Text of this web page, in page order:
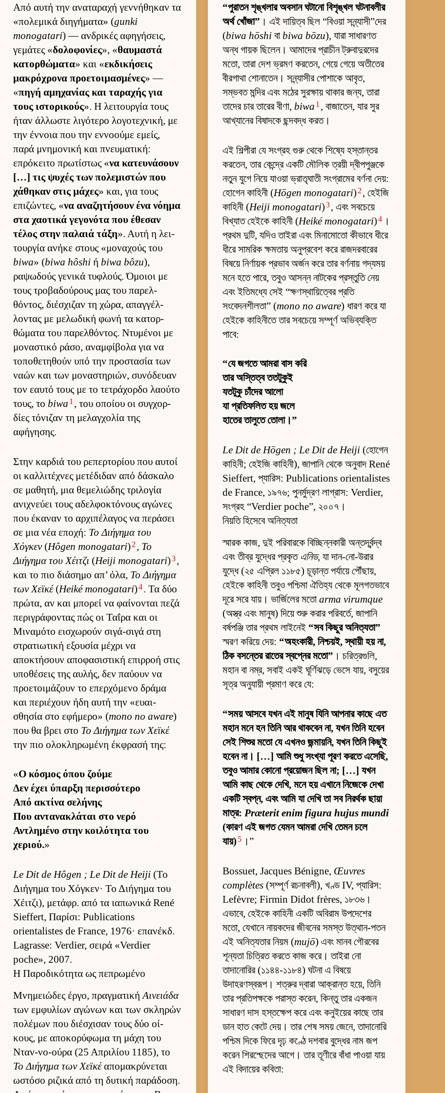
Από αυτή την αναταραχή γεν­νήθηκαν τα
«πολεμικά διηγήματα» (gunki
monogatari) — αν­δρικές αφηγήσεις,
γεμάτες «δολοφονίες», «θαυ­μαστά
κατορ­θώματα» και «εκ­δικήσεις
μακρόχρονα προε­τοι­μασμένες» —
«πηγή αμηχανίας και ταραχής για
τους ιστορικούς». Η λει­τουρ­γία τους
ήταν άλ­λωστε λιγότερο λογοτεχνική, με
την έν­νοια που την εν­νοούμε εμείς,
παρά μνημονική και πνευ­ματική:
επρόκειτο πρωτίστως «να κατευ­νάσουν
[…] τις ψυχές των πολεμιστών που
χάθηκαν στις μάχες» και, για τους
επιζώντες, «να αναζητήσουν ένα νόημα
στα χαοτικά γεγονότα που έθεσαν
τέλος στην παλαιά τάξη». Αυτή η λει­
τουρ­γία ανήκε στους «μοναχούς του
biwa» (biwa hôshi ήbiwa bôzu),
ραψωδούς γενικά τυφλούς. Όμοιοι με
τους τροβαδού­ρους μας του παρελ­
θόντος, διέσχιζαν τη χώρα, απαγ­γέλ­
λοντας με μελωδική φωνή τα κατορ­
θώματα του παρελ­θόντος. Ντυμένοι με
μοναστικό ράσο, αναμ­φίβολα για να
τοποθετηθούν υπό την προστασία των
ναών και των μοναστηριών, συνόδευαν
τον εαυτό τους με το τετράχορδο λαούτο
τους, τοbiwa 1 , του οποίου οι συγ­χορ­
δίες τόνιζαν τη μελαγ­χολία της
αφήγησης.
Στην καρ­διά του ρεπερ­τορίου που αυ­τοί
οι καλ­λιτέχνες μετέδιδαν από δάσκαλο
σε μαθητή, μια θεμελιώδης τριλογία
ανιχνεύει τους αδελ­φοκτόνους αγώνες
που έκαναν το αρ­χιπέλαγος να περάσει
σε μια νέα εποχή: Το Διήγημα του
Χόγκεν(Hôgen monogatari) 2 , Το
Διήγημα του Χέιτζι (Heiji monogatari)3,
και το πιο διάσημο απ’ όλα, Το Διήγημα
των Χεϊκέ(Heiké monogatari)4. Τα δύο
πρώτα, αν και μπορεί να φαί­νονται πεζά
περιγράφοντας πώς οι Ταΐρα και οι
Μιναμότο ει­σχωρούν σιγά-σιγά στη
στρατιω­τική εξου­σία μέχρι να
αποκτήσουν αποφασιστική επιρ­ροή στις
υποθέσεις της αυ­λής, δεν παύ­ουν να
προε­τοι­μάζουν το επερ­χόμενο δράμα
και περιέχουν ήδη αυτή την «ευαι­
σθησία στο εφήμερο» (mono no aware)
που θα βρει στο Το Διήγημα των Χεϊκέ
την πιο ολοκληρωμένη έκ­φρασή της:
«Ο κόσμος όπου ζούμε
Δεν έχει ύπαρξη περισ­σότερο
Από ακτίνα σελήνης
Που αντανακλάται στο νερό
Αντλημένο στην κοι­λότητα του
χεριού.»
Le Dit de Hôgen ; Le Dit de Heiji (Το
Διήγημα του Χόγκεν· Το Διήγημα του
Χέιτζι), μετάφρ. από τα ια­πωνικά René
Sieffert, Παρίσι: Publications
orientalistes de France, 1976· επανέκδ.
Lagrasse: Verdier, σειρά «Verdier
poche», 2007.
Η Παροδικότητα ως πεπρωμένο
Μνημειώδες έρ­γο, πραγ­ματικήΑινειάδα
των εμ­φυλίων αγώνων και των σκληρών
πολέμων που διέσχισαν τους δύο οί­
κους, με αποκορύφωμα τη μάχη του
Νταν-νο-ούρα (25 Απριλίου 1185), το
Το Διήγημα των Χεϊκέαπομακρύνεται
ωστόσο ριζικά από τη δυτική παράδοση.
“পুরাতন শৃঙ্খলার অবসান ঘটানো বিশৃঙ্খল ঘটনাবলীর
অর্থ খোঁজা” । এই দায়িত্ব ছিল “বিওয়া সন্ন্যাসী”দের
(biwa hōshi বাbiwa bōzu), যারা সাধারণত
অন্ধ গায়ক ছিলেন। আমাদের প্রাচীন ট্রুবাদুরদের
মতো, তারা দেশ ভ্রমণ করতেন, গেয়ে গেয়ে অতীতের
বীরগাথা শোনাতেন। সন্ন্যাসীর পোশাকে আবৃত,
সম্ভবত মন্দির এবং মঠের সুরক্ষায় থাকার জন্য, তারা
তাদের চার তারের বীণা,biwa 1 , বাজাতেন, যার সুর
আখ্যানের বিষাদকে ছন্দবদ্ধ করত।
এই শিল্পীরা যে সংগ্রহ গুরু থেকে শিষ্যে হস্তান্তর
করতেন, তার কেন্দ্রে একটি মৌলিক ত্রয়ী দ্বীপপুঞ্জকে
নতুন যুগে নিয়ে যাওয়া ভ্রাতৃঘাতী সংগ্রামের বর্ণনা দেয়:
হোগেন কাহিনী (Hōgen monogatari) 2 , হেইজি
কাহিনী (Heiji monogatari)3, এবং সবচেয়ে
বিখ্যাত হেইকে কাহিনী (Heiké monogatari)4 ।
প্রথম দুটি, যদিও তাইরা এবং মিনামোতো কীভাবে ধীরে
ধীরে সামরিক ক্ষমতায় অনুপ্রবেশ করে রাজদরবারের
বিষয়ে নির্ণায়ক প্রভাব অর্জন করে তার বর্ণনায় গদ্যময়
মনে হতে পারে, তবুও আসন্ন নাটকের প্রস্তুতি নেয়
এবং ইতিমধ্যে সেই “ক্ষণস্থায়িত্বের প্রতি
সংবেদনশীলতা” (mono no aware) ধারণ করে যা
হেইকে কাহিনীতে তার সবচেয়ে সম্পূর্ণ অভিব্যক্তি
পাবে:
“যে জগতে আমরা বাস করি
তার অস্তিত্ব ততটুকুই
যতটুকু চাঁদের আলো
যা প্রতিফলিত হয় জলে
হাতের তালুতে তোলা।”
Le Dit de Hōgen ; Le Dit de Heiji (হোগেন
কাহিনী; হেইজি কাহিনী), জাপানি থেকে অনুবাদ René
Sieffert, প্যারিস: Publications orientalistes
de France, ১৯৭৬; পুনর্মুদ্রণ লাগ্রাস: Verdier,
সংগ্রহ “Verdier poche”, ২০০৭।
নিয়তি হিসেবে অনিত্যতা
স্মারক কাজ, দুই পরিবারকে বিচ্ছিন্নকারী অন্তর্দ্বন্দ্ব
এবং তীব্র যুদ্ধের প্রকৃত এনিড, যা দান-নো-উরার
যুদ্ধে (২৫ এপ্রিল ১১৮৫) চূড়ান্ত পর্যায়ে পৌঁছায়,
হেইকে কাহিনী তবুও পশ্চিমা ঐতিহ্য থেকে মূলগতভাবে
দূরে সরে যায়। ভার্জিলের মতোarma virumque
(অস্ত্র এবং মানুষ) দিয়ে শুরু করার পরিবর্তে, জাপানি
বর্ষপঞ্জি তার প্রথম লাইনেই “সব কিছুর অনিত্যতা”
স্মরণ করিয়ে দেয়: “অহংকারী, নিশ্চয়ই, স্থায়ী হয় না,
ঠিক বসন্তের রাতের স্বপ্নের মতো” । চরিত্রগুলি,
মহান বা নম্র, সবাই একই ঘূর্ণিঝড়ে ভেসে যায়, বসুয়ের
সূত্র অনুযায়ী প্রমাণ করে যে:
“সময় আসবে যখন এই মানুষ যিনি আপনার কাছে এত
মহান মনে হন তিনি আর থাকবেন না, যখন তিনি হবেন
সেই শিশুর মতো যে এখনও জন্মায়নি, যখন তিনি কিছুই
হবেন না। […] আমি শুধু সংখ্যা পূরণ করতে এসেছি,
তবুও আমার কোনো প্রয়োজন ছিল না; […] যখন
আমি কাছ থেকে দেখি, মনে হয় এখানে নিজেকে দেখা
একটি স্বপ্ন, এবং আমি যা দেখি তা সব নিরর্থক ছায়া
মাত্র:Præterit enim figura hujus mundi
(কারণ এই জগত যেমন আমরা দেখি তেমন চলে
যায়) 5 ।”
Bossuet, Jacques Bénigne, Œuvres
complètes (সম্পূর্ণ রচনাবলী), খণ্ড IV, প্যারিস:
Lefèvre; Firmin Didot frères, ১৮৩৬।
এভাবে, হেইকে কাহিনী একটি অবিরাম উপদেশের
মতো, যেখানে নায়কদের জীবনের সমস্ত উত্থান-পতন
এই অনিত্যতার নিয়ম (mujō) এবং মানব গৌরবের
শূন্যতা চিত্রিত করতে কাজ করে। তাইরা নো
তাদানোরির (১১৪৪-১১৮৪) ঘটনা এ বিষয়ে
উদাহরণস্বরূপ। শত্রুর দ্বারা আক্রান্ত হয়ে, তিনি
তার প্রতিপক্ষকে পরাস্ত করেন, কিন্তু তার একজন
সাধারণ দাস হস্তক্ষেপ করে এবং কনুইয়ের কাছে তার
ডান হাত কেটে দেয়। তার শেষ সময় জেনে, তাদানোরি
পশ্চিম দিকে ফিরে দৃঢ় কণ্ঠে দশবার বুদ্ধের নাম জপ
করেন শিরশ্ছেদের আগে। তার তূণীরে বাঁধা পাওয়া যায়
এই বিদায়ের কবিতা: